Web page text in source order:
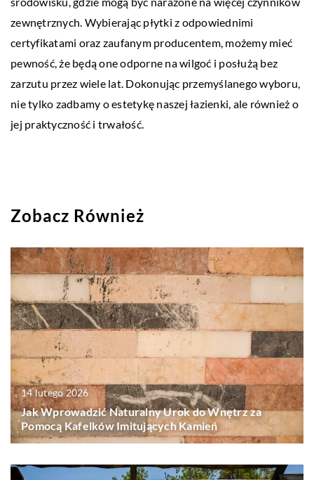
zewnętrznych. Wybierając płytki z odpowiednimi
certyfikatami oraz zaufanym producentem, możemy mieć
pewność, że będą one odporne na wilgoć i posłużą bez
zarzutu przez wiele lat. Dokonując przemyślanego wyboru,
nie tylko zadbamy o estetykę naszej łazienki, ale również o
jej praktyczność i trwałość.
Zobacz Również
14 lutego 2026
Jak Wprowadzić Naturalny Urok do Wnętrz za
Pomocą Kafelków Imitujących Kamień